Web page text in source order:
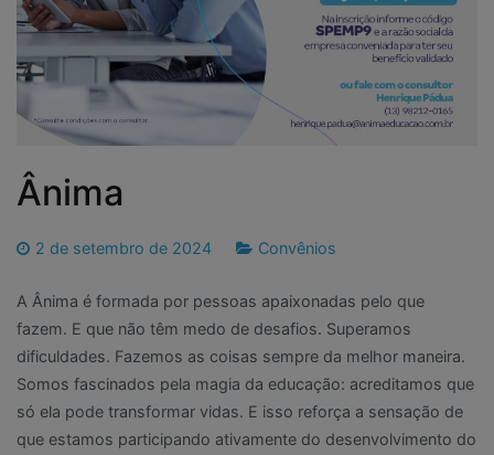
Ânima
2 de setembro de 2024 Convênios
A Ânima é formada por pessoas apaixonadas pelo que
fazem. E que não têm medo de desafios. Superamos
dificuldades. Fazemos as coisas sempre da melhor maneira.
Somos fascinados pela magia da educação: acreditamos que
só ela pode transformar vidas. E isso reforça a sensação de
que estamos participando ativamente do desenvolvimento do